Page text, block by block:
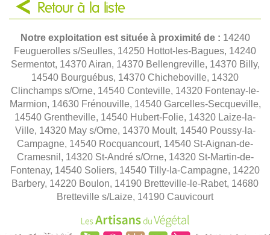
Retour à la liste
Notre exploitation est située à proximité de : 14240
Feuguerolles s/Seulles, 14250 Hottot-les-Bagues, 14240
Sermentot, 14370 Airan, 14370 Bellengreville, 14370 Billy,
14540 Bourguébus, 14370 Chicheboville, 14320
Clinchamps s/Orne, 14540 Conteville, 14320 Fontenay-le-
Marmion, 14630 Frénouville, 14540 Garcelles-Secqueville,
14540 Grentheville, 14540 Hubert-Folie, 14320 Laize-la-
Ville, 14320 May s/Orne, 14370 Moult, 14540 Poussy-la-
Campagne, 14540 Rocquancourt, 14540 St-Aignan-de-
Cramesnil, 14320 St-André s/Orne, 14320 St-Martin-de-
Fontenay, 14540 Soliers, 14540 Tilly-la-Campagne, 14220
Barbery, 14220 Boulon, 14190 Bretteville-le-Rabet, 14680
Bretteville s/Laize, 14190 Cauvicourt